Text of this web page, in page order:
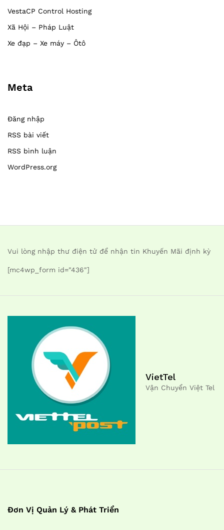
VestaCP Control Hosting
Xã Hội – Pháp Luật
Xe đạp – Xe máy – Ôtô
Meta
Đăng nhập
RSS bài viết
RSS bình luận
WordPress.org
Vui lòng nhập thư điện tử để nhận tin Khuyến Mãi định kỳ
[mc4wp_form id="436"]
VietTel
Vận Chuyển Việt Tel
Đơn Vị Quản Lý & Phát Triển